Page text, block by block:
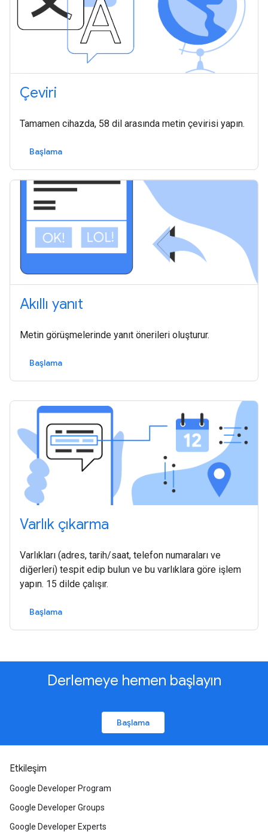
Çeviri
Tamamen cihazda, 58 dil arasında metin çevirisi yapın.
Başlama
Akıllı yanıt
Metin görüşmelerinde yanıt önerileri oluşturur.
Başlama
Varlık çıkarma
Varlıkları (adres, tarih/saat, telefon numaraları ve
diğerleri) tespit edip bulun ve bu varlıklara göre işlem
yapın. 15 dilde çalışır.
Başlama
Derlemeye hemen başlayın
Başlama
Etkileşim
Google Developer Program
Google Developer Groups
Google Developer Experts